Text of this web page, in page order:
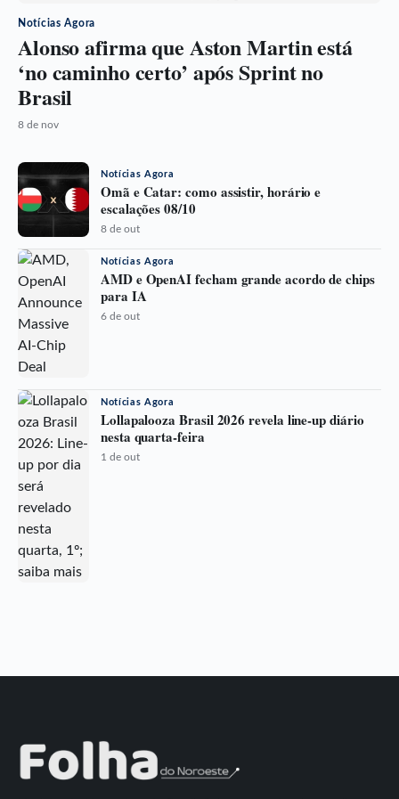
Notícias Agora
Alonso afirma que Aston Martin está
‘no caminho certo’ após Sprint no
Brasil
8 de nov
Notícias Agora
Omã e Catar: como assistir, horário e
escalações 08/10
8 de out
Notícias Agora
AMD e OpenAI fecham grande acordo de chips
para IA
6 de out
Notícias Agora
Lollapalooza Brasil 2026 revela line-up diário
nesta quarta-feira
1 de out